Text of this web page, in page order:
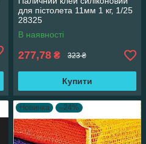
для пістолета 11мм 1 кг, 1/25
28325
В наявності
277,78 ₴ 323 ₴
Купити
Новинка –24%